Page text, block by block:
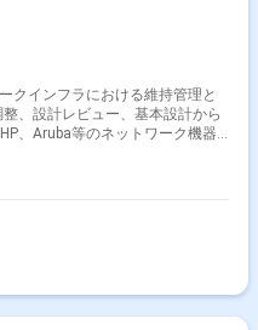
、設計レビュー、基本設計から
、Aruba等のネットワーク機器
業を実施します。 【作業内